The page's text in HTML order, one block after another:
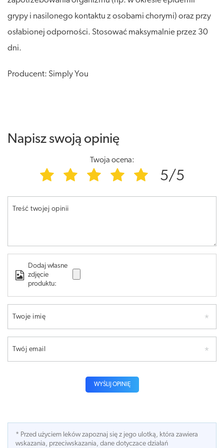
grypy i nasilonego kontaktu z osobami chorymi) oraz przy
osłabionej odporności. Stosować maksymalnie przez 30
dni.
Producent: Simply You
Napisz swoją opinię
Twoja ocena:
5/5
Treść twojej opinii
Dodaj własne
zdjęcie
produktu:
Twoje imię
Twój email
WYŚLIJ OPINIĘ
* Przed użyciem leków zapoznaj się z jego ulotką, która zawiera
wskazania, przeciwskazania, dane dotyczace działań